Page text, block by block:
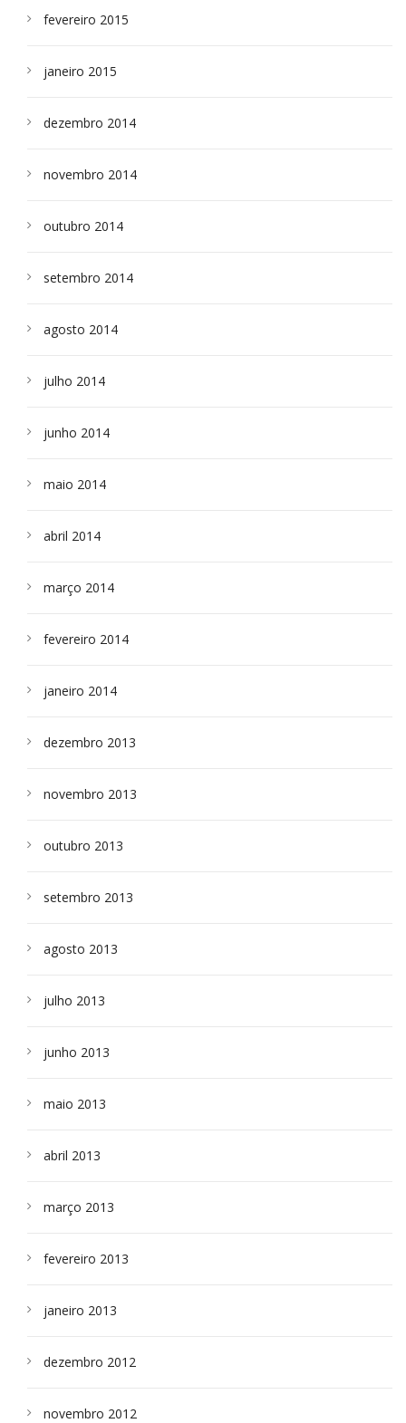
fevereiro 2015
janeiro 2015
dezembro 2014
novembro 2014
outubro 2014
setembro 2014
agosto 2014
julho 2014
junho 2014
maio 2014
abril 2014
março 2014
fevereiro 2014
janeiro 2014
dezembro 2013
novembro 2013
outubro 2013
setembro 2013
agosto 2013
julho 2013
junho 2013
maio 2013
abril 2013
março 2013
fevereiro 2013
janeiro 2013
dezembro 2012
novembro 2012